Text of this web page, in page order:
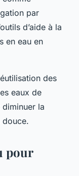
par
d’aide à la
en eau en
des
eaux de
la
douce.
pour